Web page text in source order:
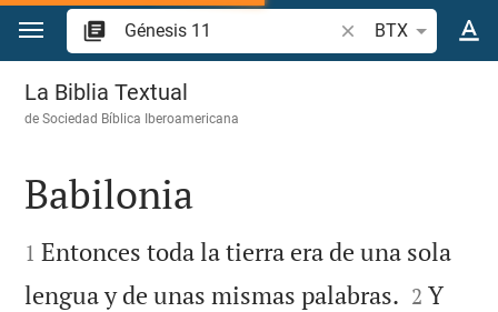
Ir a un contenido
Buscar versículo
BTX
Génesis 11
La Biblia Textual
deSociedad Bíblica Iberoamericana

Babilonia

1 Entonces toda la tierra era de una sola
lengua y de unas mismas palabras. 

2 Y